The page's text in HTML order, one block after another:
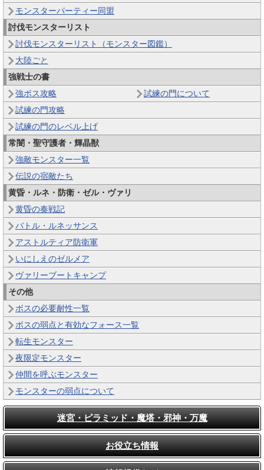
モンスターパーティー同盟
討伐モンスターリスト
討伐モンスターリスト（モンスター図鑑）
大陸ごと
強戦士の書
強ボス攻略
試練の門について
試練の門攻略
試練の門のレベル上げ
常闇・聖守護者・輝晶獣
強敵モンスター一覧
伝説の宿敵たち
黄昏・ルネ・防衛・ゼル・ヴァリ
黄昏の奏戦記
バトル・ルネッサンス
アストルティア防衛軍
いにしえのゼルメア
ヴァリーブートキャンプ
その他
ボスの必要耐性一覧
ボスの弱点と有効なフォース一覧
転生モンスター
夜限定モンスター
仲間を呼ぶモンスター
モンスターの弱点について
迷宮・ピラミッド・魔塔・邪神・万魔
お役立ち情報